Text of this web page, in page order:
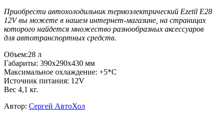
Приобрести автохолодильник термоэлектрический Ezetil E28
12V вы можете в нашем интернет-магазине, на страницах
которого найдется множество разнообразных аксессуаров
для автотранспортных средств.
Объем:28 л
Габариты: 390x290x430 мм
Максимальное охлаждение: +5*С
Источник питания: 12V
Вес 4,1 кг.
Автор: Сергей АвтоХол